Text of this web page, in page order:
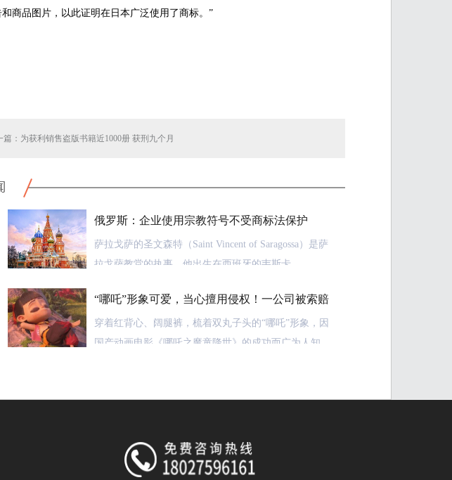
商品图片，以此证明在日本广泛使用了商标。”
篇：为获利销售盗版书籍近1000册 获刑九个月
俄罗斯：企业使用宗教符号不受商标法保护
萨拉戈萨的圣文森特（Saint Vincent of Saragossa）是萨
拉戈萨教堂的执事。他出生在西班牙的韦斯卡
（Diocletian）处死。他被众多信奉基督教的人们视为神
圣而不可侵犯。圣文森特还是多个国家地理位置的名
称，例如意大利的圣文森特山谷、明尼苏达州的圣文森
然而，俄罗斯的Alexander's Vaults公司却申请并获得
围为第16和33类的商品以及第35、39和42类的服务。该
注册存续了几年，直到另一家名为“Wine Style”的葡萄酒
“哪吒”形象可爱，当心擅用侵权！一公司被索赔
穿着红背心、阔腿裤，梳着双丸子头的“哪吒”形象，因
国产动画电影《哪吒之魔童降世》的成功而广为人知，
销售“哪吒”形象汽车摆件被告上法院索赔50万元。
事发缘起：“未经许可销售“哪吒”汽车摆件被诉